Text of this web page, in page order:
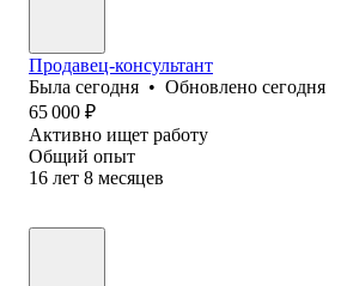
Продавец-консультант
Была сегодня • Обновлено сегодня
65 000 ₽
Активно ищет работу
Общий опыт
16 лет 8 месяцев